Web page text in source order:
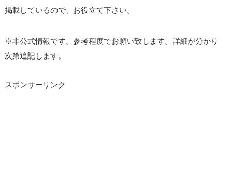
掲載しているので、お役立て下さい。
※非公式情報です。参考程度でお願い致します。詳細が分かり
次第追記します。
スポンサーリンク